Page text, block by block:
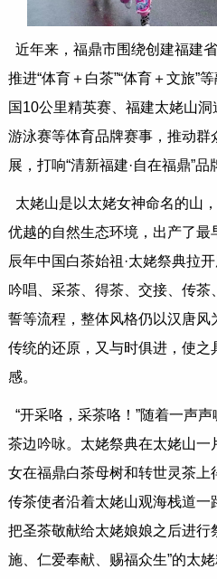
近年来，福鼎市围绕创建福建
推进“体育＋白茶”“体育＋文旅”
国10公里精英赛、福建太姥山
游泳赛等体育品牌赛事，推动群
展，打响“清新福建·自在福鼎”品
太姥山是以太姥女神命名的山
优越的自然生态环境，出产了最
辰年中国白茶始祖·太姥祭典拉
吟唱、采茶、得茶、交接、传
誓等流程，整体风格仍以汉唐
传统的还原，又与时俱进，使之
感。
“开采咯，采茶咯！”随着一声
茶边吟咏。太姥祭典在太姥山一
女在福鼎白茶母树和转世灵茶上
传茶使者沿着太姥山观海栈道一
把圣茶敬献给太姥娘娘之后进行
施、仁爱奉献、赐福众生”的太